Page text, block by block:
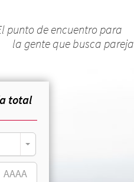
punto de encuentro para
la gente que busca pareja
total